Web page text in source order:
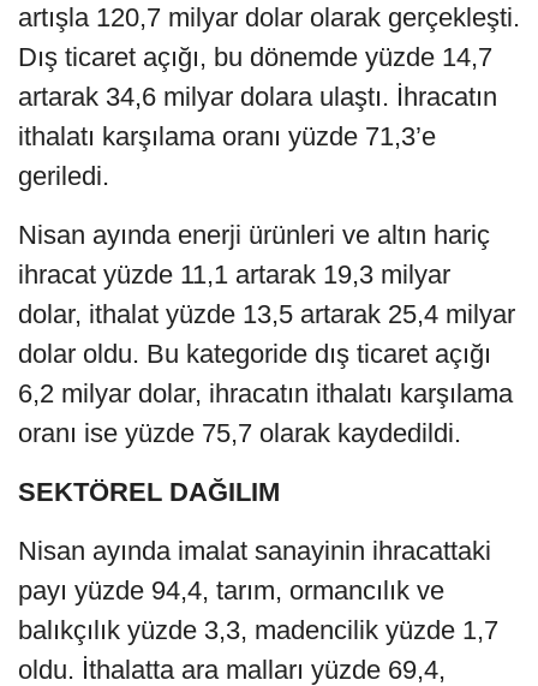
artışla 120,7 milyar dolar olarak gerçekleşti.
Dış ticaret açığı, bu dönemde yüzde 14,7
artarak 34,6 milyar dolara ulaştı. İhracatın
ithalatı karşılama oranı yüzde 71,3’e
geriledi.
Nisan ayında enerji ürünleri ve altın hariç
ihracat yüzde 11,1 artarak 19,3 milyar
dolar, ithalat yüzde 13,5 artarak 25,4 milyar
dolar oldu. Bu kategoride dış ticaret açığı
6,2 milyar dolar, ihracatın ithalatı karşılama
oranı ise yüzde 75,7 olarak kaydedildi.
SEKTÖREL DAĞILIM
Nisan ayında imalat sanayinin ihracattaki
payı yüzde 94,4, tarım, ormancılık ve
balıkçılık yüzde 3,3, madencilik yüzde 1,7
oldu. İthalatta ara malları yüzde 69,4,